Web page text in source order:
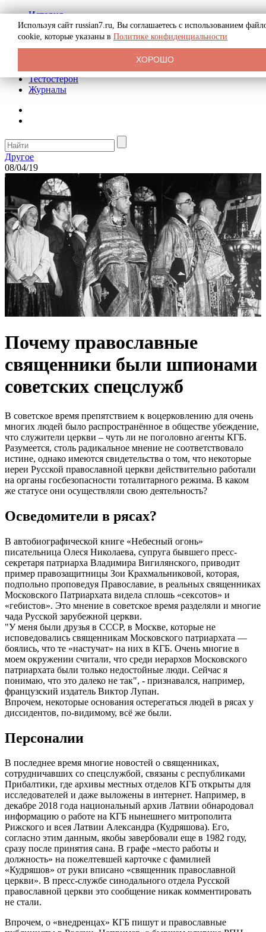
История
Биография
Криминал
Реклама на сайте
Тестостерон
Журналы
Другое
08/04/19
Почему православные
священники были шпионами
советских спецслужб
В советское время препятствием к воцерковлению для очень
многих людей было распространённое в обществе убеждение,
что служители церкви – чуть ли не поголовно агенты КГБ.
Разумеется, столь радикальное мнение не соответствовало
истине, однако имеются свидетельства о том, что некоторые
иереи Русской православной церкви действительно работали
на органы госбезопасности тоталитарного режима. В каком
же статусе они осуществляли свою деятельность?
Осведомители в рясах?
В автобиографической книге «Небесный огонь»
писательница Олеся Николаева, супруга бывшего пресс-
секретаря патриарха Владимира Вигилянского, приводит
пример правозащитницы Зои Крахмальниковой, которая,
подпольно проповедуя Православие, в реальных священниках
Московского Патриархата видела сплошь «сексотов» и
«гебистов». Это мнение в советское время разделяли и многие
чада Русской зарубежной церкви.
"У меня были друзья в СССР, в Москве, которые не
исповедовались священникам Московского патриархата —
боялись, что те «настучат» на них в КГБ. Очень многие в
моем окружении считали, что среди иерархов Московского
патриархата были только недостойные люди. Сейчас я
понимаю, что это далеко не так", - признавался, например,
французский издатель Виктор Лупан.
Впрочем, некоторые основания остерегаться людей в рясах у
диссидентов, по-видимому, всё же были.
Персоналии
В последнее время многие новостей о священниках,
сотрудничавших со спецслужбой, связаны с республиками
Прибалтики, где архивы местных отделов КГБ открыты для
исследователей и даже выложены в интернет. Например, в
декабре 2018 года национальный архив Латвии обнародовал
информацию о работе на КГБ нынешнего митрополита
Рижского и всея Латвии Александра (Кудряшова). Его,
согласно этим данным, якобы завербовали еще в 1982 году,
сразу после принятия сана. В графе «место работы и
должность» на пожелтевшей карточке с фамилией
«Кудряшов» от руки вписано «священник православной
церкви». В пресс-службе синодального отдела Русской
православной церкви это сообщение никак комментировать
не стали.
Впрочем, о «внедренцах» КГБ пишут и православные
Используя сайт russian7.ru, Вы соглашаетесь с использованием
cookie, которые указаны в Политике конфиденциальности
ХОРОШО